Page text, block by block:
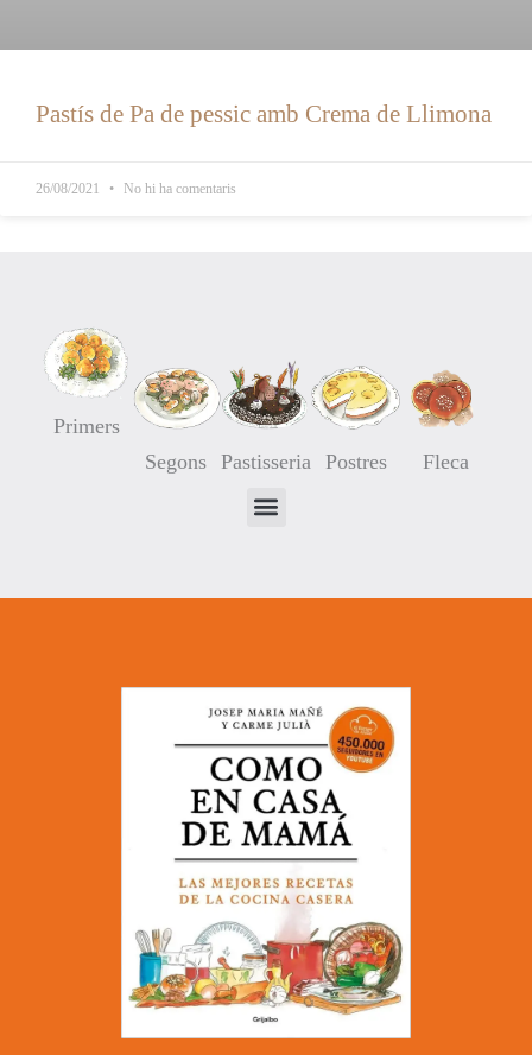
Pastís de Pa de pessic amb Crema de Llimona
26/08/2021 No hi ha comentaris
Primers
Segons
Pastisseria Postres Fleca